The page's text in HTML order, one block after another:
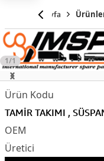
Anasayfa
1/1
TAMİR TAKIMI ,